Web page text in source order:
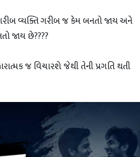
વ્યક્તિ ગરીબ જ કેમ બનતો જાય અને
જાય છે????
જ વિચારશે જેથી તેની પ્રગતિ થતી
થોડુ હકારાત્મક વલણ થાશે અને તેની
પણ હકારાત્મક રહેવું જરૂરી છે , કોઈ